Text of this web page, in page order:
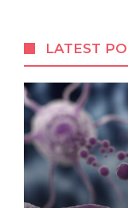
LATEST